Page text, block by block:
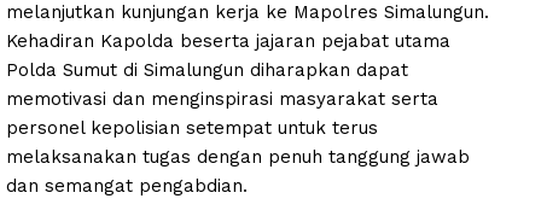
melanjutkan kunjungan kerja ke Mapolres Simalungun.
Kehadiran Kapolda beserta jajaran pejabat utama
Polda Sumut di Simalungun diharapkan dapat
memotivasi dan menginspirasi masyarakat serta
personel kepolisian setempat untuk terus
melaksanakan tugas dengan penuh tanggung jawab
dan semangat pengabdian.